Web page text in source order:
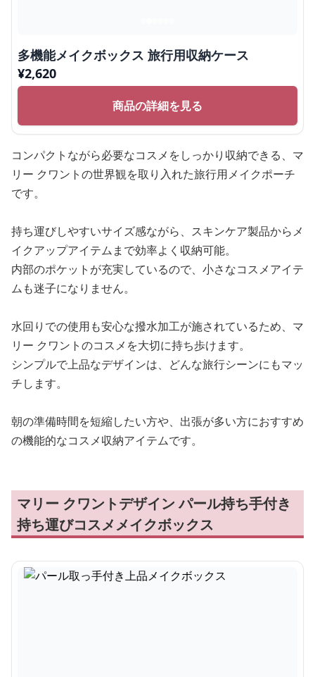
多機能メイクボックス 旅行用収納ケース
¥2,620
商品の詳細を見る
コンパクトながら必要なコスメをしっかり収納できる、マ
リー クワントの世界観を取り入れた旅行用メイクポーチ
です。
持ち運びしやすいサイズ感ながら、スキンケア製品からメ
イクアップアイテムまで効率よく収納可能。
内部のポケットが充実しているので、小さなコスメアイテ
ムも迷子になりません。
水回りでの使用も安心な撥水加工が施されているため、マ
リー クワントのコスメを大切に持ち歩けます。
シンプルで上品なデザインは、どんな旅行シーンにもマッ
チします。
朝の準備時間を短縮したい方や、出張が多い方におすすめ
の機能的なコスメ収納アイテムです。
マリー クワントデザイン パール持ち手付き
持ち運びコスメメイクボックス